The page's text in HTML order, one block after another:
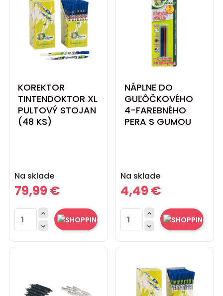
KOREKTOR
TINTENDOKTOR XL
PULTOVÝ STOJAN
(48 KS)
Na sklade
Cena
79,99 €


NÁPLNE DO
GUĽÔČKOVÉHO
4-FAREBNÉHO
PERA S GUMOU
Na sklade
Cena
4,49 €

